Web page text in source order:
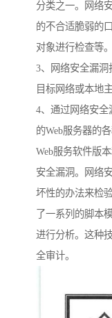
分类之一。网络
的不合适脆弱的
对象进行检查等。
3、网络安全漏洞
目标网络或本地
4、通过网络安
的Web服务器的
Web服务软件版
安全漏洞。网络
坏性的办法来检
了一系列的脚本
进行分析。这种
全审计。